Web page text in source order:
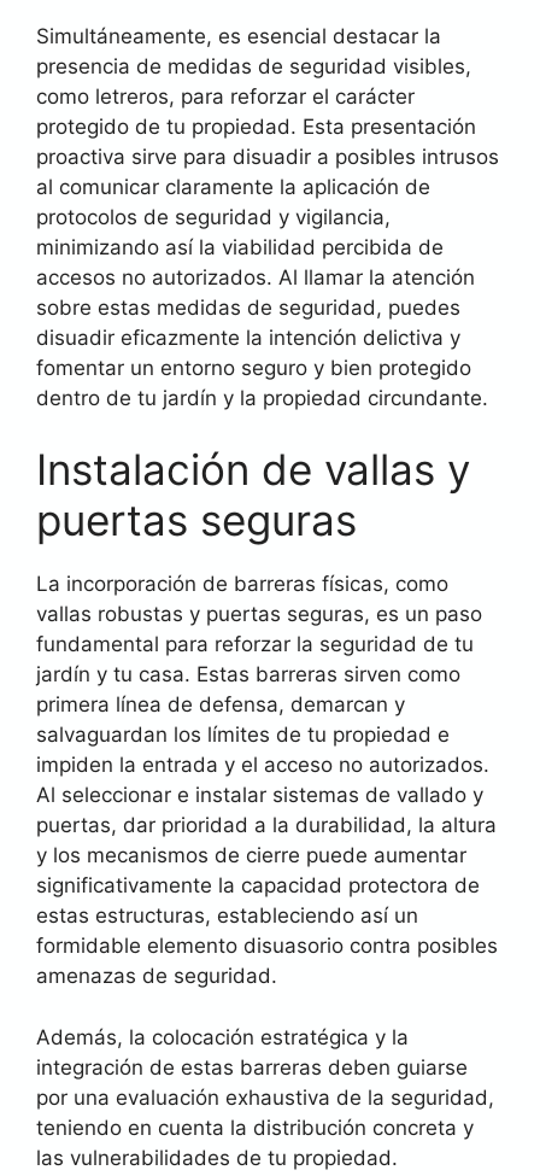
Simultáneamente, es esencial destacar la
presencia de medidas de seguridad visibles,
como letreros, para reforzar el carácter
protegido de tu propiedad. Esta presentación
proactiva sirve para disuadir a posibles intrusos
al comunicar claramente la aplicación de
protocolos de seguridad y vigilancia,
minimizando así la viabilidad percibida de
accesos no autorizados. Al llamar la atención
sobre estas medidas de seguridad, puedes
disuadir eficazmente la intención delictiva y
fomentar un entorno seguro y bien protegido
dentro de tu jardín y la propiedad circundante.
Instalación de vallas y
puertas seguras
La incorporación de barreras físicas, como
vallas robustas y puertas seguras, es un paso
fundamental para reforzar la seguridad de tu
jardín y tu casa. Estas barreras sirven como
primera línea de defensa, demarcan y
salvaguardan los límites de tu propiedad e
impiden la entrada y el acceso no autorizados.
Al seleccionar e instalar sistemas de vallado y
puertas, dar prioridad a la durabilidad, la altura
y los mecanismos de cierre puede aumentar
significativamente la capacidad protectora de
estas estructuras, estableciendo así un
formidable elemento disuasorio contra posibles
amenazas de seguridad.
Además, la colocación estratégica y la
integración de estas barreras deben guiarse
por una evaluación exhaustiva de la seguridad,
teniendo en cuenta la distribución concreta y
las vulnerabilidades de tu propiedad.